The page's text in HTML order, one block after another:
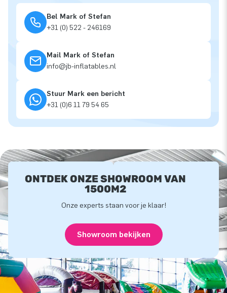
Bel Mark of Stefan
+31 (0) 522 - 246169
Mail Mark of Stefan
info@jb-inflatables.nl
Stuur Mark een bericht
+31 (0)6 11 79 54 65
ONTDEK ONZE SHOWROOM VAN
1500M2
Onze experts staan voor je klaar!
Showroom bekijken